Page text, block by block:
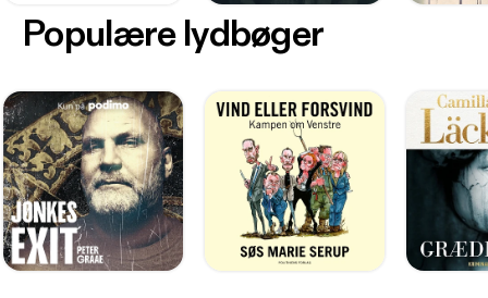
Populære lydbøger